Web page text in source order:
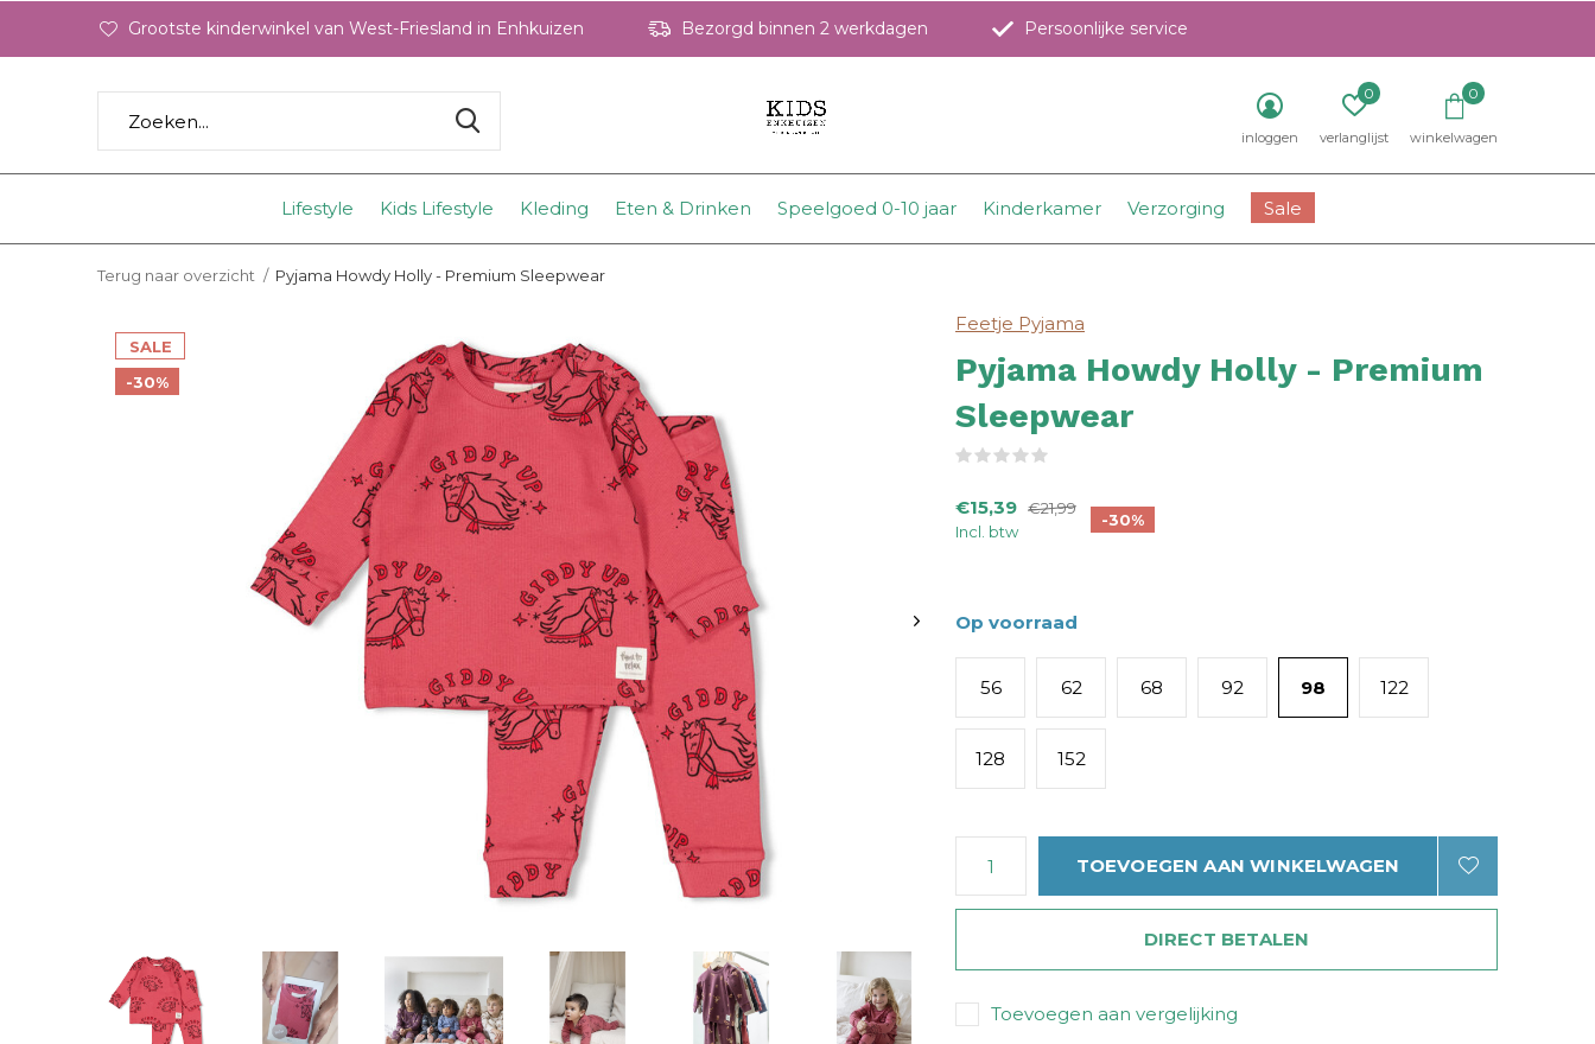
Lifestyle Kids Lifestyle Kleding Eten & Drinken Speelgoed 0-10 jaar Kinderkamer Verzorging Sale
inloggen verlanglijst
0
winkelwagen
0
Grootste kinderwinkel van West-Friesland in Enhkuizen Bezorgd binnen 2 werkdagen Persoonlijke service
Terug naar overzicht Pyjama Howdy Holly - Premium Sleepwear
SALE
-30%
Feetje Pyjama
Pyjama Howdy Holly - Premium
Sleepwear
€15,39 €21,99
Incl. btw
-30%
Op voorraad
56 62 68 92 98 122
128 152
TOEVOEGEN AAN WINKELWAGEN
DIRECT BETALEN
Toevoegen aan vergelijking